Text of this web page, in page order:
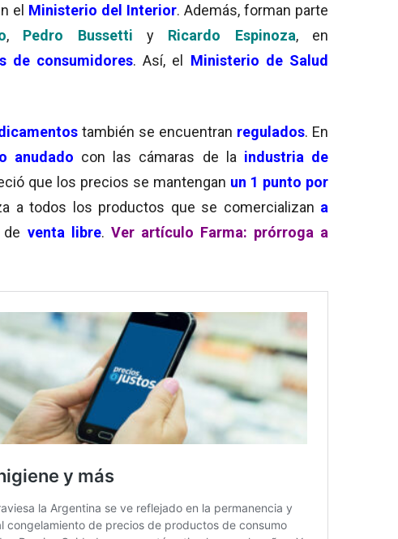
el Ministerio del Interior. Además, forman parte
, Pedro Bussetti y Ricardo Espinoza, en
de consumidores. Así, el Ministerio de Salud
también se encuentran regulados. En
anudado con las cámaras de la industria de
que los precios se mantengan un 1 punto por
a todos los productos que se comercializan a
venta libre. Ver artículo Farma: prórroga a